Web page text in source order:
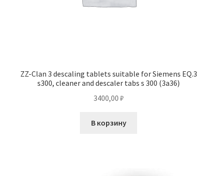
ZZ-Clan 3 descaling tablets suitable for Siemens EQ.3
s300, cleaner and descaler tabs s 300 (3a36)
3400,00 ₽
В корзину